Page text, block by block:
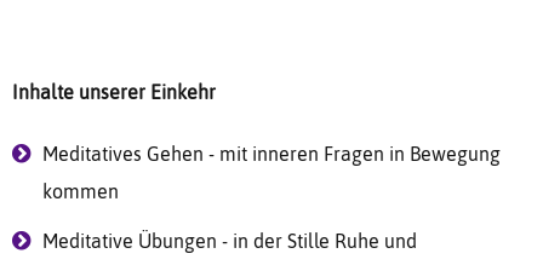
Inhalte unserer Einkehr
Meditatives Gehen - mit inneren Fragen in Bewegung
kommen
Meditative Übungen - in der Stille Ruhe und